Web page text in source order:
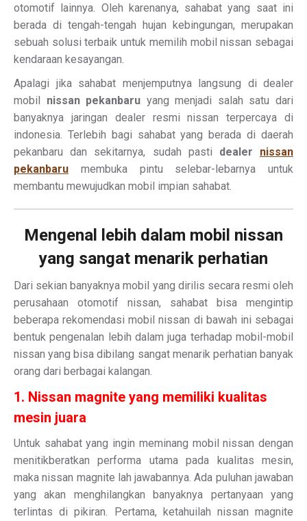
otomotif lainnya. Oleh karenanya, sahabat yang saat ini
berada di tengah-tengah hujan kebingungan, merupakan
sebuah solusi terbaik untuk memilih mobil nissan sebagai
kendaraan kesayangan.
Apalagi jika sahabat menjemputnya langsung di dealer
mobil nissan pekanbaru yang menjadi salah satu dari
banyaknya jaringan dealer resmi nissan terpercaya di
indonesia. Terlebih bagi sahabat yang berada di daerah
pekanbaru dan sekitarnya, sudah pasti dealer nissan
pekanbaru membuka pintu selebar-lebarnya untuk
membantu mewujudkan mobil impian sahabat.
Mengenal lebih dalam mobil nissan
yang sangat menarik perhatian
Dari sekian banyaknya mobil yang dirilis secara resmi oleh
perusahaan otomotif nissan, sahabat bisa mengintip
beberapa rekomendasi mobil nissan di bawah ini sebagai
bentuk pengenalan lebih dalam juga terhadap mobil-mobil
nissan yang bisa dibilang sangat menarik perhatian banyak
orang dari berbagai kalangan.
1. Nissan magnite yang memiliki kualitas
mesin juara
Untuk sahabat yang ingin meminang mobil nissan dengan
menitikberatkan performa utama pada kualitas mesin,
maka nissan magnite lah jawabannya. Ada puluhan jawaban
yang akan menghilangkan banyaknya pertanyaan yang
terlintas di pikiran. Pertama, ketahuilah nissan magnite